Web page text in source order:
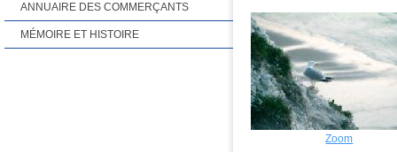
Zoom
ANNUAIRE DES COMMERÇANTS
MÉMOIRE ET HISTOIRE